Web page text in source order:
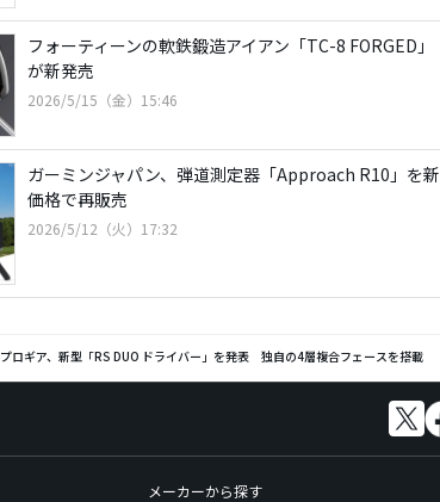
フォーティーンの軟鉄鍛造アイアン「TC-8 FORGED」
が新発売
2026/5/15（金）15:46
ガーミンジャパン、弾道測定器「Approach R10」を新
価格で再販売
2026/5/12（火）17:32
プロギア、新型「RS DUO ドライバー」を発表 独自の4層複合フェースを搭載
メーカーから探す